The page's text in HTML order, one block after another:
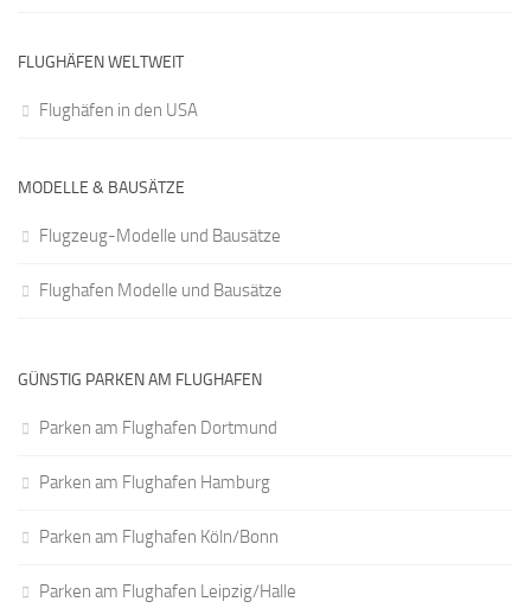
FLUGHÄFEN WELTWEIT
Flughäfen in den USA
MODELLE & BAUSÄTZE
Flugzeug-Modelle und Bausätze
Flughafen Modelle und Bausätze
GÜNSTIG PARKEN AM FLUGHAFEN
Parken am Flughafen Dortmund
Parken am Flughafen Hamburg
Parken am Flughafen Köln/Bonn
Parken am Flughafen Leipzig/Halle